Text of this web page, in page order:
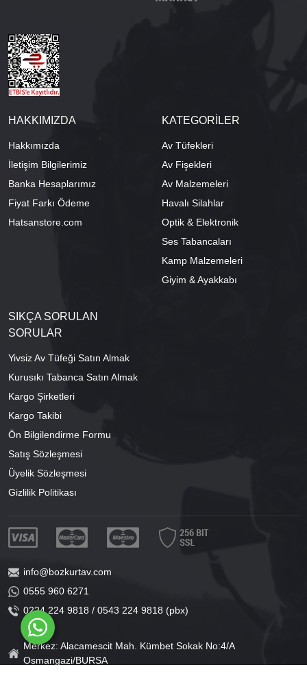
HAKKIMIZDA
Hakkımızda
İletişim Bilgilerimiz
Banka Hesaplarımız
Fiyat Farkı Ödeme
Hatsanstore.com
KATEGORİLER
Av Tüfekleri
Av Fişekleri
Av Malzemeleri
Havalı Silahlar
Optik & Elektronik
Ses Tabancaları
Kamp Malzemeleri
Giyim & Ayakkabı
SIKÇA SORULAN
SORULAR
Yivsiz Av Tüfeği Satın Almak
Kurusıkı Tabanca Satın Almak
Kargo Şirketleri
Kargo Takibi
Ön Bilgilendirme Formu
Satış Sözleşmesi
Üyelik Sözleşmesi
Gizlilik Politikası
info@bozkurtav.com
0555 960 6271
0224 224 9818 / 0543 224 9818 (pbx)
Merkez: Alacamescit Mah. Kümbet Sokak No:4/A
Osmangazi/BURSA